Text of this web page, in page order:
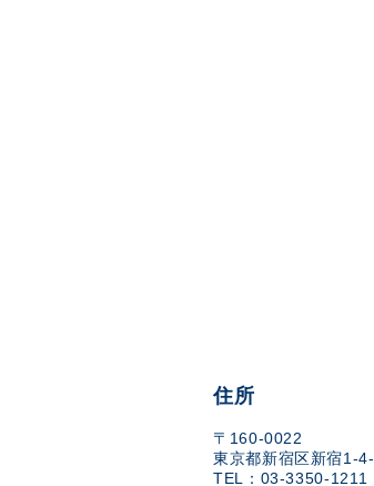
住所
〒160-0022
東京都新宿区新宿1-
TEL：03-3350-1211